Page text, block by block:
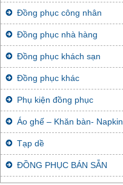
Đồng phục công nhân
Đồng phục nhà hàng
Đồng phục khách sạn
Đồng phục khác
Phụ kiện đồng phục
Áo ghế – Khăn bàn- Napkin
Tạp dề
ĐỒNG PHỤC BÁN SẴN